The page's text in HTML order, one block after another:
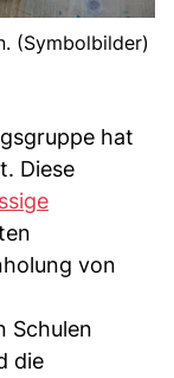
(Symbolbilder)
hat
Diese
von
Schulen
die